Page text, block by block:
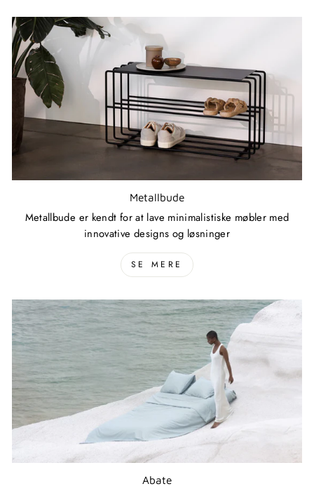
Metallbude
Metallbude er kendt for at lave minimalistiske møbler med
innovative designs og løsninger
SE MERE
Abate